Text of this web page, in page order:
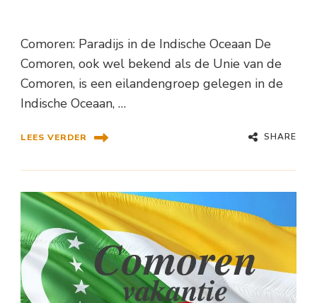
Comoren: Paradijs in de Indische Oceaan De
Comoren, ook wel bekend als de Unie van de
Comoren, is een eilandengroep gelegen in de
Indische Oceaan, …
LEES VERDER SHARE